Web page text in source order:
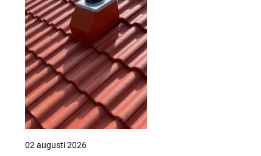
02 augusti 2026